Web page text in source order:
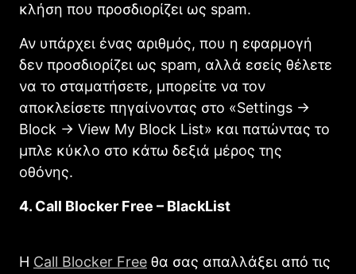
κλήση που προσδιορίζει ως spam.
Αν υπάρχει ένας αριθμός, που η εφαρμογή
δεν προσδιορίζει ως spam, αλλά εσείς θέλετε
να το σταματήσετε, μπορείτε να τον
αποκλείσετε πηγαίνοντας στο «Settings ->
Block -> View My Block List» και πατώντας το
μπλε κύκλο στο κάτω δεξιά μέρος της
οθόνης.
4. Call Blocker Free – BlackList
Η Call Blocker Free θα σας απαλλάξει από τις